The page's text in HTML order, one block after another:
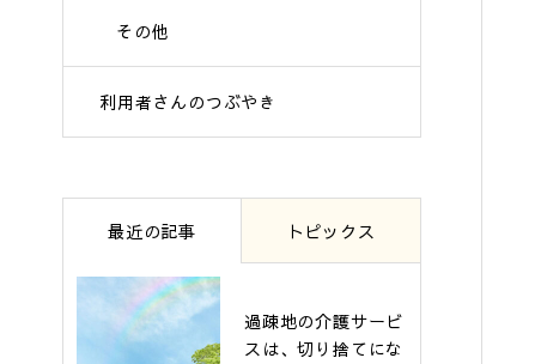
その他
利用者さんのつぶやき
最近の記事 トピックス
過疎地の介護サービ
スは、切り捨てにな